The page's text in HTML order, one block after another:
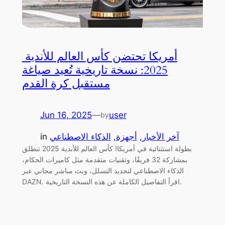
2025: نسخة تاريخية تُعيد صياغة
مستقبل كرة القدم
Jun 16, 2025—byuser
in آخر الأخبار , أجهزة, الذكاء الاصطناعي
بطولة استثنائية في أمريكا! كأس العالم للأندية 2025 تنطلق
بمشاركة 32 فريقًا، وتقنيات متقدمة مثل كاميرات الحكام،
الذكاء الاصطناعي لتحديد التسلل، وبث مباشر مجاني عبر
DAZN. اقرأ التفاصيل الكاملة عن هذه النسخة التاريخية.